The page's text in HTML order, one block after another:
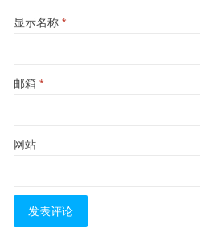
显示名称 *
邮箱 *
网站